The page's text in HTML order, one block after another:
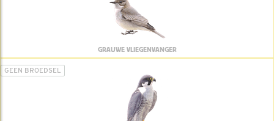
GRAUWE VLIEGENVANGER
GEEN BROEDSEL